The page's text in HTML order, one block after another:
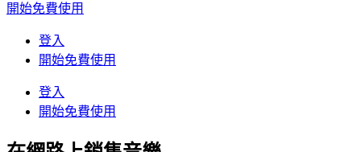
開始免費使用
登入
開始免費使用
登入
開始免費使用